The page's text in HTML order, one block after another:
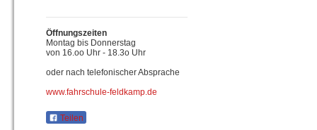
Öffnungszeiten
Montag bis Donnerstag
von 16.oo Uhr - 18.3o Uhr
oder nach telefonischer Absprache
www.fahrschule-feldkamp.de
Teilen